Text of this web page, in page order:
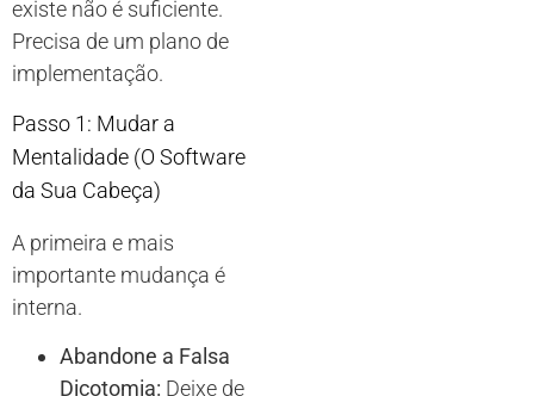
existe não é suficiente.
Precisa de um plano de
implementação.
Passo 1: Mudar a
Mentalidade (O Software
da Sua Cabeça)
A primeira e mais
importante mudança é
interna.
Abandone a Falsa
Dicotomia: Deixe de